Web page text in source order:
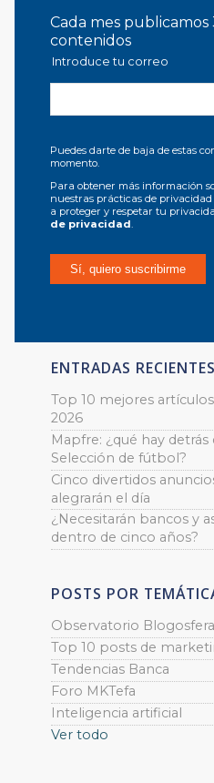
Cada mes publicamos
contenidos
Introduce tu correo
Puedes darte de baja de estas
momento.
Para obtener más información
nuestras prácticas de
a proteger y respetar tu
de privacidad.
ENTRADAS RECIENTES
Top 10 mejores
2026
Mapfre: ¿qué hay
Selección de fútbol?
Cinco divertidos
alegrarán el día
¿Necesitarán bancos y
dentro de cinco años?
POSTS POR
Observatorio
Top 10 posts de
Tendencias Banca
Foro MKTefa
Inteligencia artificial
Ver todo